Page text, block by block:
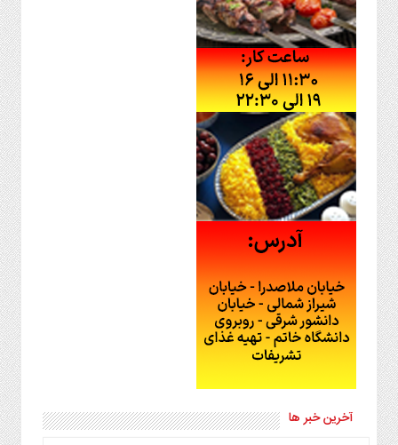
آخرین خبر ها